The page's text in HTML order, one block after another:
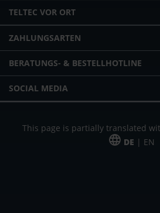
TELTEC VOR ORT
ZAHLUNGSARTEN
BERATUNGS- & BESTELLHOTLINE
SOCIAL MEDIA
This page is partially translated
DE | EN